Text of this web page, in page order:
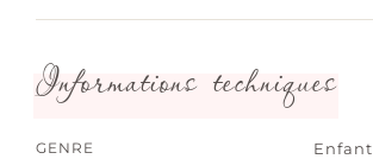
Informations techniques
GENRE Enfant